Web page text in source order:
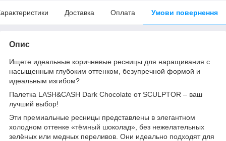
Доставка Оплата Умови повернення
Опис
Ищете идеальные коричневые ресницы для наращивания с
насыщенным глубоким оттенком, безупречной формой и
идеальным изгибом?
Палетка LASH&CASH Dark Chocolate от SCULPTOR – ваш
лучший выбор!
Эти премиальные ресницы представлены в элегантном
холодном оттенке «тёмный шоколад», без нежелательных
зелёных или медных переливов. Они идеально подходят для